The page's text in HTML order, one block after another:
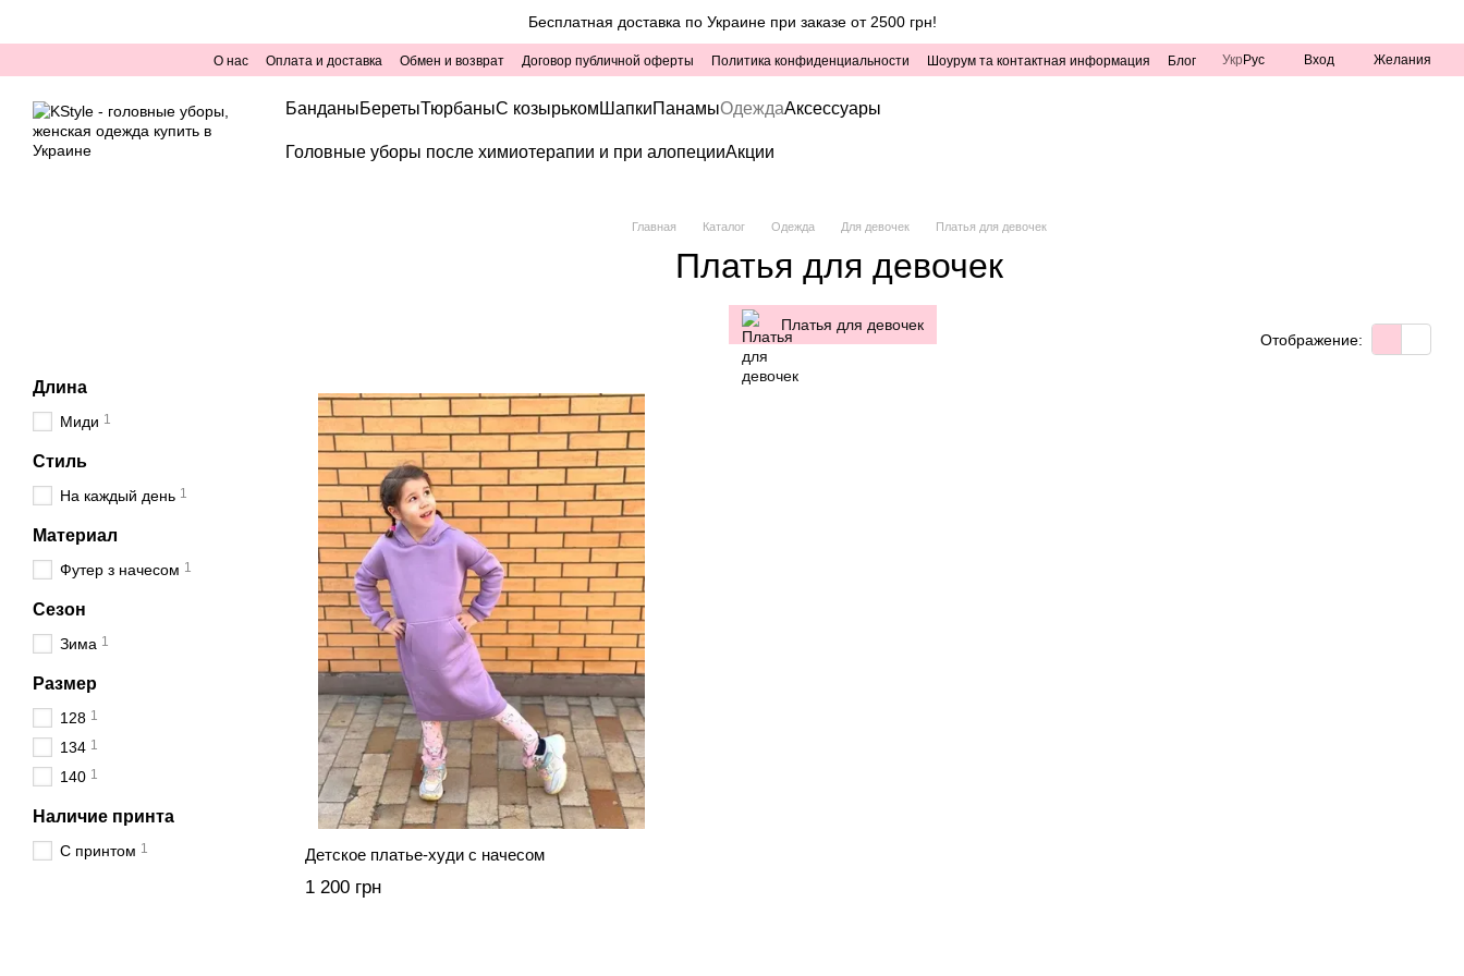
Бесплатная доставка по Украине при заказе от 2500 грн!
О нас Оплата и доставка Обмен и возврат Договор публичной оферты Политика конфиденциальности Шоурум та контактная информация Блог Укр Рус Вход Желания
БанданыБеретыТюрбаныС козырьком ШапкиПанамыОдеждаАксессуары
Головные уборы после химиотерапии и при алопецииАкции
Главная Каталог Одежда Для девочек Платья для девочек
Платья для девочек
Платья для девочек
Отображение:
Детское платье-худи с начесом
1 200 грн
Длина
Миди 1
Стиль
На каждый день 1
Материал
Футер з начeсом 1
Сезон
Зима 1
Размер
128 1
134 1
140 1
Наличие принта
С принтом 1